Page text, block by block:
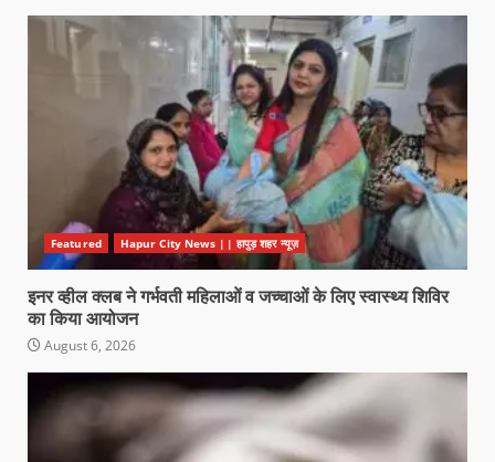
Featured Hapur City News || हापुड़ शहर न्यूज़
इनर व्हील क्लब ने गर्भवती महिलाओं व जच्चाओं के लिए स्वास्थ्य शिविर
का किया आयोजन
August 6, 2026